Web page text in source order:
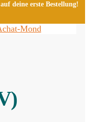
deine erste Bestellung!